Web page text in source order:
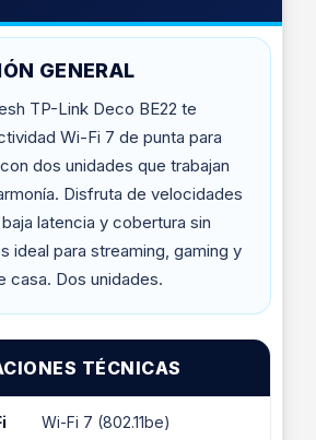
GENERAL
TP-Link Deco BE22 te
Wi-Fi 7 de punta para
dos unidades que trabajan
Disfruta de velocidades
latencia y cobertura sin
ideal para streaming, gaming y
casa. Dos unidades.
TÉCNICAS
Wi-Fi 7 (802.11be)